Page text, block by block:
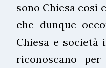
sono Chiesa così
che dunque
Chiesa e
riconoscano